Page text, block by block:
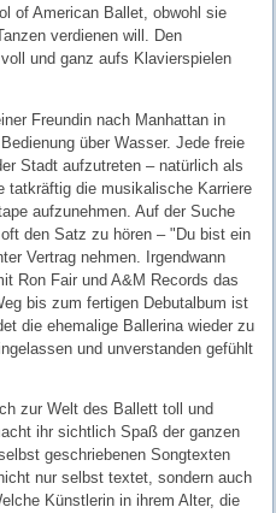
of American Ballet, obwohl sie
verdienen will. Den
und ganz aufs Klavierspielen
Freundin nach Manhattan in
über Wasser. Jede freie
Stadt aufzutreten – natürlich als
tatkräftig die musikalische Karriere
aufzunehmen. Auf der Suche
den Satz zu hören – "Du bist ein
Vertrag nehmen. Irgendwann
Ron Fair und A&M Records das
bis zum fertigen Debutalbum ist
die ehemalige Ballerina wieder zu
und unverstanden gefühlt
zur Welt des Ballett toll und
ihr sichtlich Spaß der ganzen
geschriebenen Songtexten
nur selbst textet, sondern auch
Künstlerin in ihrem Alter, die